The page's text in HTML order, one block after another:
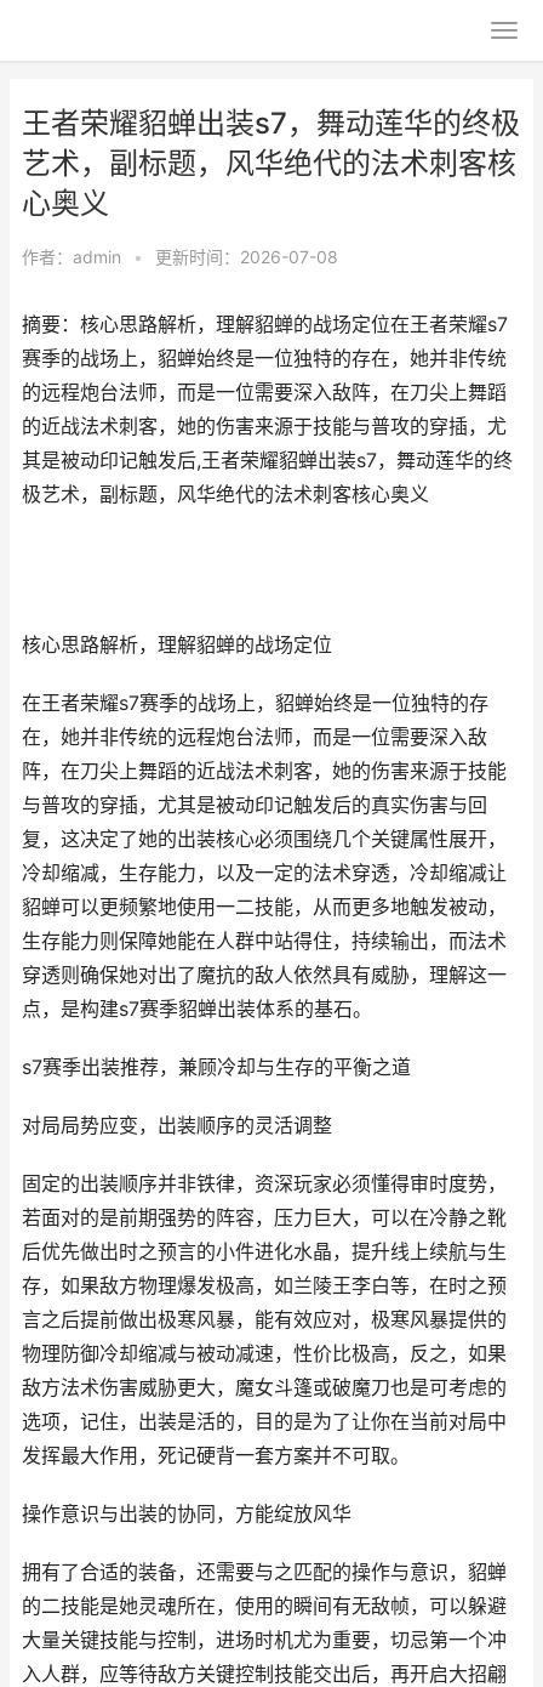
王者荣耀貂蝉出装s7，舞动莲华的终极
艺术，副标题，风华绝代的法术刺客核
心奥义
作者： admin • 更新时间：2026-07-08
摘要：核心思路解析，理解貂蝉的战场定位在王者荣耀s7
赛季的战场上，貂蝉始终是一位独特的存在，她并非传统
的远程炮台法师，而是一位需要深入敌阵，在刀尖上舞蹈
的近战法术刺客，她的伤害来源于技能与普攻的穿插，尤
其是被动印记触发后,王者荣耀貂蝉出装s7，舞动莲华的终
极艺术，副标题，风华绝代的法术刺客核心奥义
核心思路解析，理解貂蝉的战场定位
在王者荣耀s7赛季的战场上，貂蝉始终是一位独特的存
在，她并非传统的远程炮台法师，而是一位需要深入敌
阵，在刀尖上舞蹈的近战法术刺客，她的伤害来源于技能
与普攻的穿插，尤其是被动印记触发后的真实伤害与回
复，这决定了她的出装核心必须围绕几个关键属性展开，
冷却缩减，生存能力，以及一定的法术穿透，冷却缩减让
貂蝉可以更频繁地使用一二技能，从而更多地触发被动，
生存能力则保障她能在人群中站得住，持续输出，而法术
穿透则确保她对出了魔抗的敌人依然具有威胁，理解这一
点，是构建s7赛季貂蝉出装体系的基石。
s7赛季出装推荐，兼顾冷却与生存的平衡之道
对局局势应变，出装顺序的灵活调整
固定的出装顺序并非铁律，资深玩家必须懂得审时度势，
若面对的是前期强势的阵容，压力巨大，可以在冷静之靴
后优先做出时之预言的小件进化水晶，提升线上续航与生
存，如果敌方物理爆发极高，如兰陵王李白等，在时之预
言之后提前做出极寒风暴，能有效应对，极寒风暴提供的
物理防御冷却缩减与被动减速，性价比极高，反之，如果
敌方法术伤害威胁更大，魔女斗篷或破魔刀也是可考虑的
选项，记住，出装是活的，目的是为了让你在当前对局中
发挥最大作用，死记硬背一套方案并不可取。
操作意识与出装的协同，方能绽放风华
拥有了合适的装备，还需要与之匹配的操作与意识，貂蝉
的二技能是她灵魂所在，使用的瞬间有无敌帧，可以躲避
大量关键技能与控制，进场时机尤为重要，切忌第一个冲
入人群，应等待敌方关键控制技能交出后，再开启大招翩